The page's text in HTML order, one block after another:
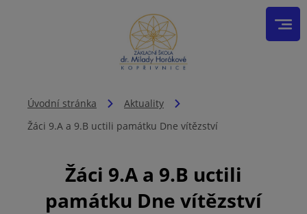
Úvodní stránka
Aktuality
Žáci 9.A a 9.B uctili památku Dne vítězství
Žáci 9.A a 9.B uctili
památku Dne vítězství